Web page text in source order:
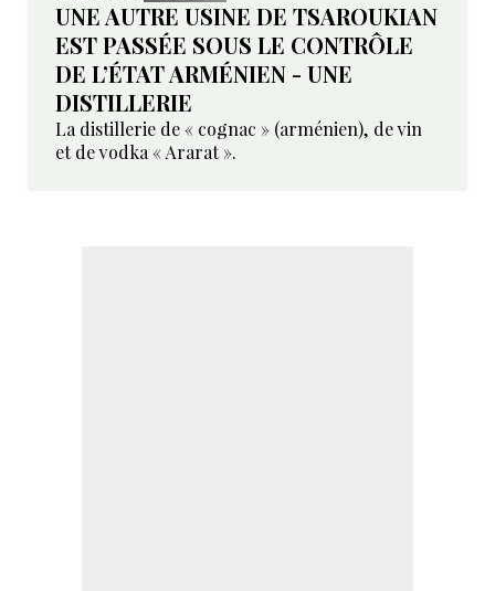
UNE AUTRE USINE DE TSAROUKIAN
EST PASSÉE SOUS LE CONTRÔLE
DE L’ÉTAT ARMÉNIEN - UNE
DISTILLERIE
La distillerie de « cognac » (arménien), de vin
et de vodka « Ararat ».